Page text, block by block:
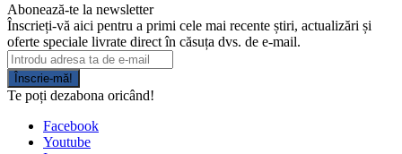
Abonează-te la newsletter
Înscrieți-vă aici pentru a primi cele mai recente știri, actualizări și
oferte speciale livrate direct în căsuța dvs. de e-mail.
Înscrie-mă!
Te poți dezabona oricând!
Facebook
Youtube